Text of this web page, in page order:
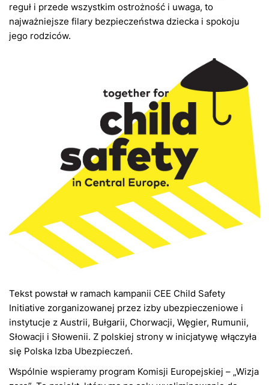
reguł i przede wszystkim ostrożność i uwaga, to
najważniejsze filary bezpieczeństwa dziecka i spokoju
jego rodziców.
Tekst powstał w ramach kampanii CEE Child Safety
Initiative zorganizowanej przez izby ubezpieczeniowe i
instytucje z Austrii, Bułgarii, Chorwacji, Węgier, Rumunii,
Słowacji i Słowenii. Z polskiej strony w inicjatywę włączyła
się Polska Izba Ubezpieczeń.
Wspólnie wspieramy program Komisji Europejskiej – „Wizja